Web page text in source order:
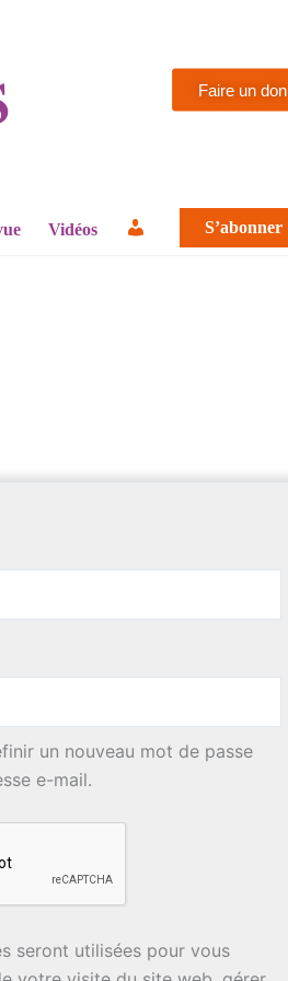
Faire un don
Vidéos S’abonner
un nouveau mot de passe
e-mail.
seront utilisées pour vous